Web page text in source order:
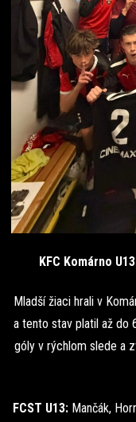
KFC Komárno
Mladší žiaci hrali v
a tento stav platil až do
góly v rýchlom slede a
FCST U13: Mančák,